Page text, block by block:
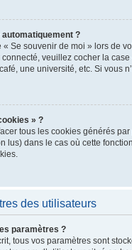
?
Se souvenir de moi » lors de
connecté, veuillez cocher la
une université, etc. Si vous
» ?
tous les cookies générés
lus) dans le cas où cette
des utilisateurs
paramètres ?
tous vos paramètres sont